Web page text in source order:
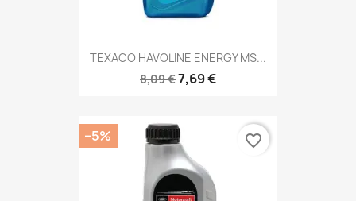
TEXACO HAVOLINE ENERGY MS...
8,09 €7,69 €
−5% favorite_border